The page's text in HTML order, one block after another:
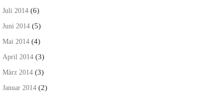
Juli 2014 (6)
Juni 2014 (5)
Mai 2014 (4)
April 2014 (3)
März 2014 (3)
Januar 2014 (2)